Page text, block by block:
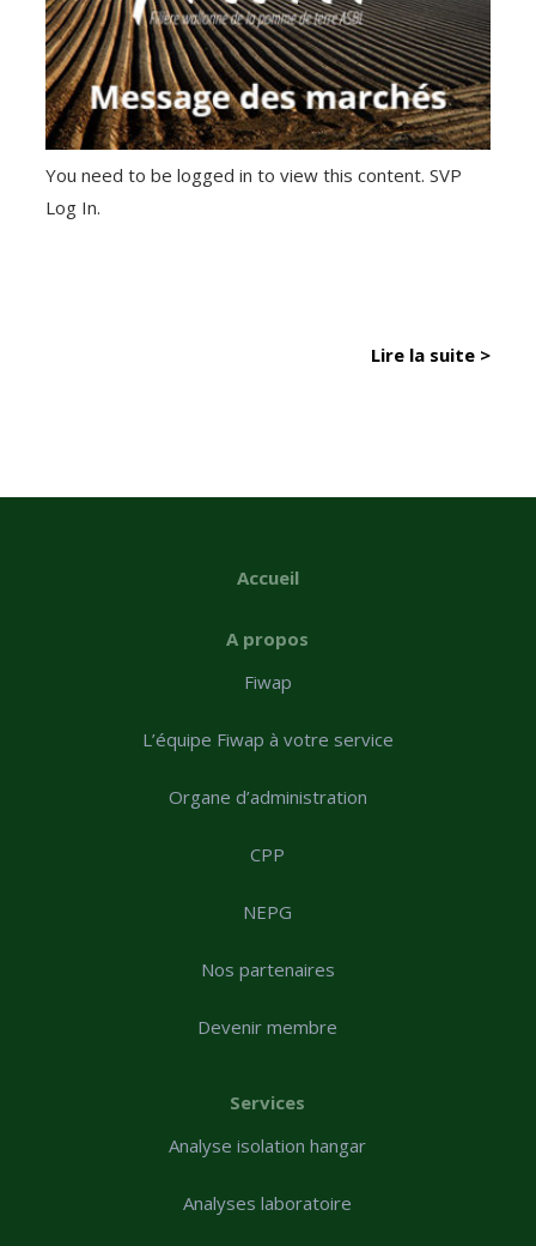
You need to be logged in to view this content. SVP
Log In.
Lire la suite >
Accueil
A propos
Fiwap
L’équipe Fiwap à votre service
Organe d’administration
CPP
NEPG
Nos partenaires
Devenir membre
Services
Analyse isolation hangar
Analyses laboratoire